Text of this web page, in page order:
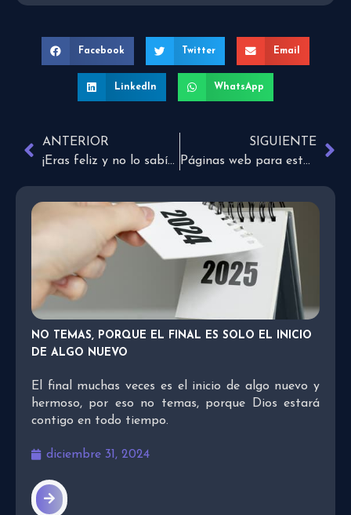
Facebook Twitter Email
LinkedIn WhatsApp
ANTERIOR
¡Eras feliz y no lo sabías porque decidiste ver lo negativo!
SIGUIENTE
Páginas web para estudiar gratis desde casa
NO TEMAS, PORQUE EL FINAL ES SOLO EL INICIO
DE ALGO NUEVO
El final muchas veces es el inicio de algo nuevo y
hermoso, por eso no temas, porque Dios estará
contigo en todo tiempo.
diciembre 31, 2024